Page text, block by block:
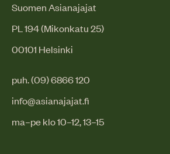
Suomen Asianajajat
PL 194 (Mikonkatu 25)
00101 Helsinki
puh. (09) 6866 120
info@asianajajat.fi
ma–pe klo 10–12, 13–15